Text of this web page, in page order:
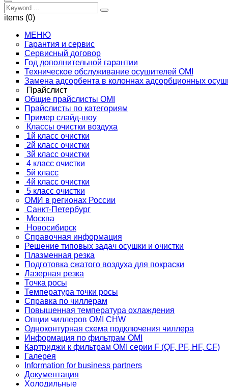
items (0)
МЕНЮ
Гарантия и сервис
Сервисный договор
Год дополнительной гарантии
Техническое обслуживание осушителей OMI
Замена адсорбента в колоннах адсорбционных
Прайслист
Общие прайслисты OMI
Прайслисты по категориям
Пример слайд-шоу
Классы очистки воздуха
1й класс очистки
2й класс очистки
3й класс очистки
4 класс очистки
5й класс
4й класс очистки
5 класс очистки
ОМИ в регионах России
Санкт-Петербург
Москва
Новосибирск
Справочная информация
Решение типовых задач осушки и очистки
Плазменная резка
Подготовка сжатого воздуха для покраски
Лазерная резка
Точка росы
Температура точки росы
Справка по чиллерам
Повышенная температура охлаждения
Опции чиллеров OMI CHW
Одноконтурная схема подключения чиллера
Информация по фильтрам OMI
Картриджи к фильтрам OMI серии F (QF, PF, HF, CF)
Галерея
Information for business partners
Документация
Холодильные